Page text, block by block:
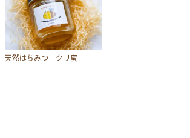
天然はちみつ クリ蜜